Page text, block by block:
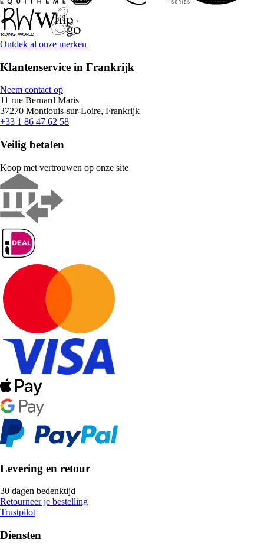
Ontdek al onze merken
Klantenservice in Frankrijk
Neem contact op
11 rue Bernard Maris
37270 Montlouis-sur-Loire, Frankrijk
+33 1 86 47 62 58
Veilig betalen
Koop met vertrouwen op onze site
Levering en retour
30 dagen bedenktijd
Retourneer je bestelling
Trustpilot
Diensten